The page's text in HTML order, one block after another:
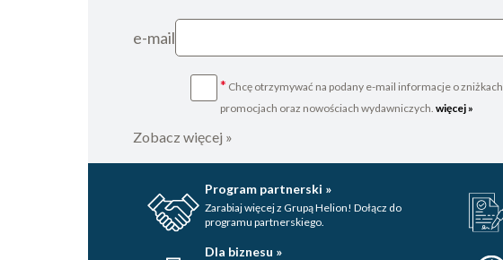
e-mail
* Chcę otrzymywać na podany e-mail informacje o zniżkach,
promocjach oraz nowościach wydawniczych. więcej »
Zobacz więcej »
Program partnerski »
Zarabiaj więcej z Grupą Helion! Dołącz do
programu partnerskiego.
Dla biznesu »